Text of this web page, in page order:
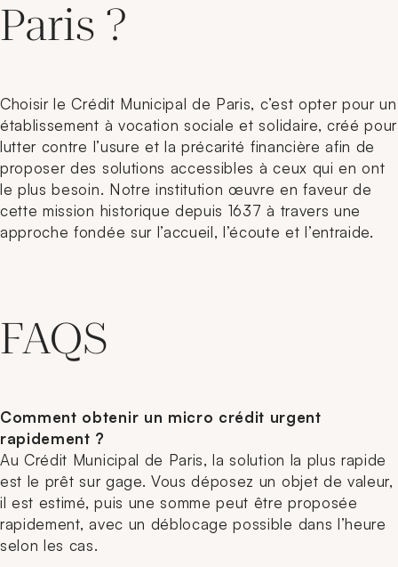
Paris ?
Choisir le Crédit Municipal de Paris, c’est opter pour un
établissement à vocation sociale et solidaire, créé pour
lutter contre l’usure et la précarité financière afin de
proposer des solutions accessibles à ceux qui en ont
le plus besoin. Notre institution œuvre en faveur de
cette mission historique depuis 1637 à travers une
approche fondée sur l’accueil, l’écoute et l’entraide.
FAQS
Comment obtenir un micro crédit urgent
rapidement ?
Au Crédit Municipal de Paris, la solution la plus rapide
est le prêt sur gage. Vous déposez un objet de valeur,
il est estimé, puis une somme peut être proposée
rapidement, avec un déblocage possible dans l’heure
selon les cas.